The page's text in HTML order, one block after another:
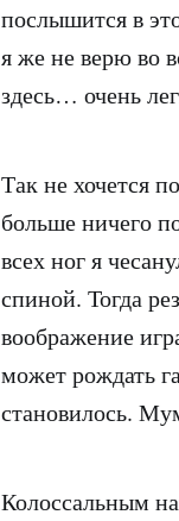
послышится в
я же не верю во
здесь… очень
Так не хочется
больше ничего
всех ног я
спиной. Тогда
воображение
может рождать
становилось.
Колоссальным